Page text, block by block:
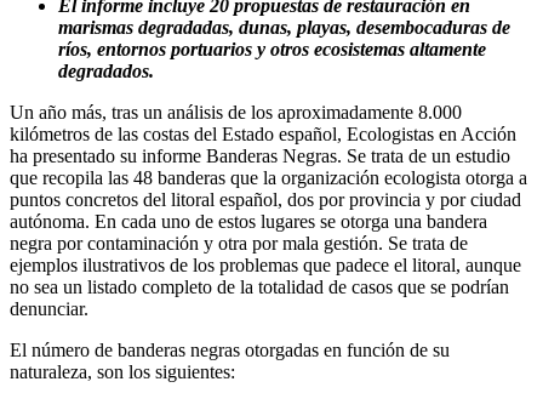
El informe incluye 20 propuestas de restauración en
marismas degradadas, dunas, playas, desembocaduras de
ríos, entornos portuarios y otros ecosistemas altamente
degradados.
Un año más, tras un análisis de los aproximadamente 8.000
kilómetros de las costas del Estado español, Ecologistas en Acción
ha presentado su informe Banderas Negras. Se trata de un estudio
que recopila las 48 banderas que la organización ecologista otorga a
puntos concretos del litoral español, dos por provincia y por ciudad
autónoma. En cada uno de estos lugares se otorga una bandera
negra por contaminación y otra por mala gestión. Se trata de
ejemplos ilustrativos de los problemas que padece el litoral, aunque
no sea un listado completo de la totalidad de casos que se podrían
denunciar.
El número de banderas negras otorgadas en función de su
naturaleza, son los siguientes: